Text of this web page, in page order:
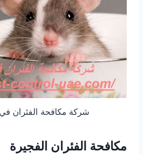
شركة مكافحة الفئران
مكافحة الفئران الفجيرة